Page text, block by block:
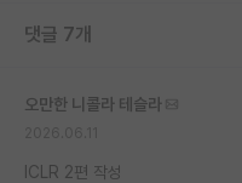
댓글 7개
오만한 니콜라 테슬라
ICLR 2편 작성